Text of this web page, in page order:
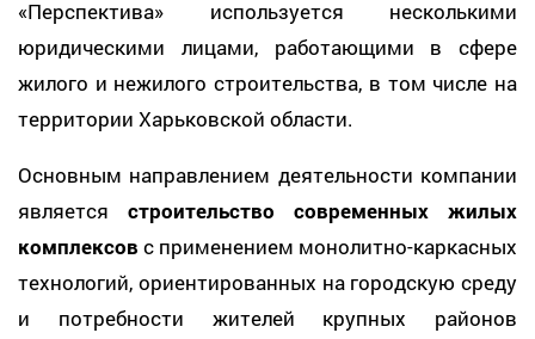
«Перспектива» используется несколькими
юридическими лицами, работающими в сфере
жилого и нежилого строительства, в том числе на
территории Харьковской области.
Основным направлением деятельности компании
является строительство современных жилых
комплексов с применением монолитно-каркасных
технологий, ориентированных на городскую среду
и потребности жителей крупных районов